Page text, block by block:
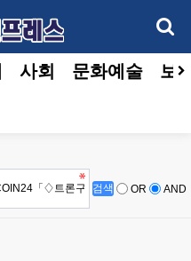
사회 문화예술 보
OR AND